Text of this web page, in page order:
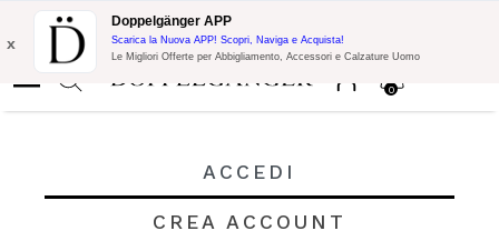
Promo Flash:
10% di Extra Sconto su 300€ di Acquisto con codice:
DOPPEL300
0
x
Doppelgänger APP
Scarica la Nuova APP! Scopri, Naviga e Acquista!
Le Migliori Offerte per Abbigliamento, Accessori e Calzature Uomo
ACCEDI
CREA ACCOUNT